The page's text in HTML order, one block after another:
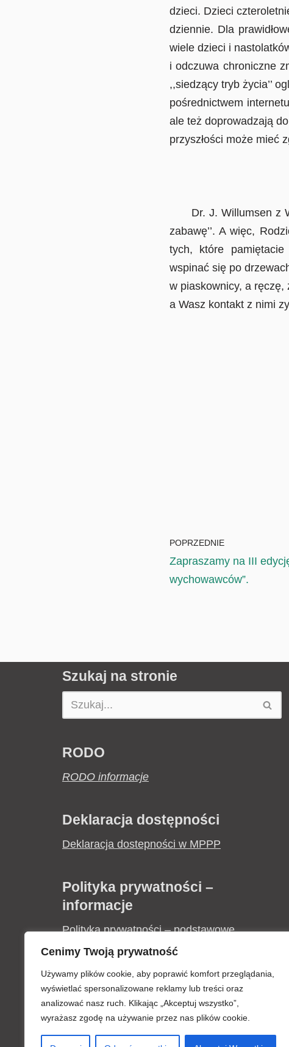
Cenimy Twoją prywatność
Używamy plików cookie, aby poprawić komfort przeglądania,
wyświetlać spersonalizowane reklamy lub treści oraz
analizować nasz ruch. Klikając „Akceptuj wszystko”,
wyrażasz zgodę na używanie przez nas plików cookie.
dzieci. Dzieci
dziennie. Dla
wiele dzieci i
i odczuwa chroniczne
,,siedzący tryb życia’’
pośrednictwem
ale też doprowadzają
przyszłości może mieć
Dr. J. Willumsen z
zabawę’’. A więc,
tych, które
wspinać się po
w piaskownicy, a ręczę,
a Wasz kontakt z nimi
na
w
POPRZEDNIE
Zapraszamy na III
wychowawców”.
Szukaj na stronie
RODO
RODO informacje
Deklaracja dostępności
Deklaracja dostepności w MPPP
Polityka prywatności –
informacje
Polityka prywatności – podstawowe
informacje
Zapytania ofertowe
Informacja o wyborze najkorzystniejszej
oferty „Zakup i montaż klimatyzacji w